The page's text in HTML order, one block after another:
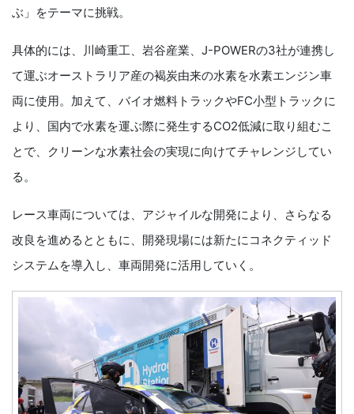
ぶ」をテーマに挑戦。
具体的には、川崎重工、岩谷産業、J-POWERの3社が連携し
て運ぶオーストラリア産の褐炭由来の水素を水素エンジン車
両に使用。加えて、バイオ燃料トラックやFC小型トラックに
より、国内で水素を運ぶ際に発生するCO2低減に取り組むこ
とで、クリーンな水素社会の実現に向けてチャレンジしてい
る。
レース車両については、アジャイルな開発により、さらなる
改良を進めるとともに、開発現場には新たにコネクティッド
システムを導入し、車両開発に活用していく。